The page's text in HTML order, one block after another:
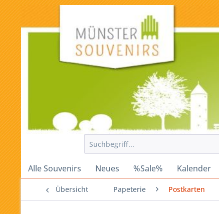
Alle Souvenirs Neues %Sale% Kalender
Übersicht Papeterie Postkarten